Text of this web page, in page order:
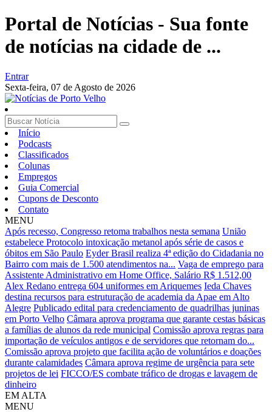
Portal de Notícias - Sua fonte
de notícias na cidade de ...
Entrar
Sexta-feira, 07 de Agosto de 2026
Início
Podcasts
Classificados
Colunas
Empregos
Guia Comercial
Cupons de Desconto
Contato
MENU
Após recesso, Congresso retoma trabalhos nesta semana União
estabelece Protocolo intoxicação metanol após série de casos e
óbitos em São Paulo Eyder Brasil realiza 4ª edição do Cidadania no
Bairro com mais de 1.500 atendimentos na... Vaga de emprego para
Assistente Administrativo em Home Office, Salário R$ 1.512,00
Alex Redano entrega 604 uniformes em Ariquemes Ieda Chaves
destina recursos para estruturação de academia da Apae em Alto
Alegre Publicado edital para credenciamento de quadrilhas juninas
em Porto Velho Câmara aprova programa que garante cestas básicas
a famílias de alunos da rede municipal Comissão aprova regras para
importação de veículos antigos e de servidores que retornam do...
Comissão aprova projeto que facilita ação de voluntários e doações
durante calamidades Câmara aprova regime de urgência para sete
projetos de lei FICCO/ES combate tráfico de drogas e lavagem de
dinheiro
EM ALTA
MENU